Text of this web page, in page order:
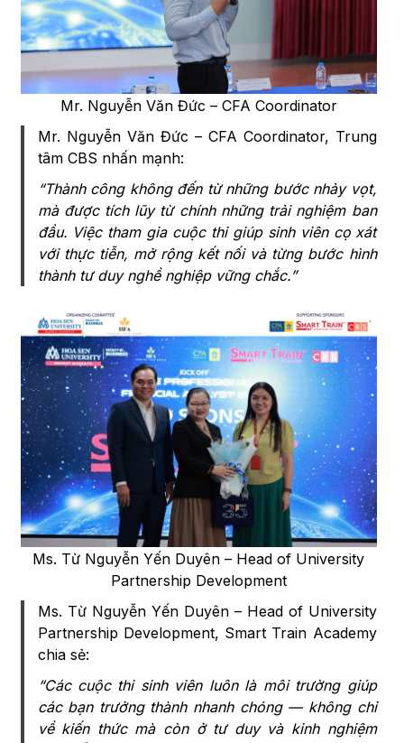
Mr. Nguyễn Văn Đức – CFA Coordinator
Mr. Nguyễn Văn Đức – CFA Coordinator, Trung
tâm CBS nhấn mạnh:
“Thành công không đến từ những bước nhảy vọt,
mà được tích lũy từ chính những trải nghiệm ban
đầu. Việc tham gia cuộc thi giúp sinh viên cọ xát
với thực tiễn, mở rộng kết nối và từng bước hình
thành tư duy nghề nghiệp vững chắc.”
Ms. Từ Nguyễn Yến Duyên – Head of University
Partnership Development
Ms. Từ Nguyễn Yến Duyên – Head of University
Partnership Development, Smart Train Academy
chia sẻ:
“Các cuộc thi sinh viên luôn là môi trường giúp
các bạn trưởng thành nhanh chóng — không chỉ
về kiến thức mà còn ở tư duy và kinh nghiệm